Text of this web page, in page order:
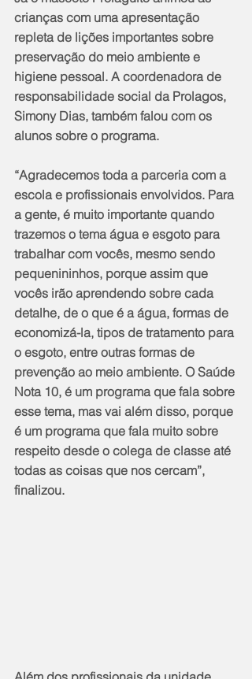
crianças com uma apresentação
repleta de lições importantes sobre
preservação do meio ambiente e
higiene pessoal. A coordenadora de
responsabilidade social da Prolagos,
Simony Dias, também falou com os
alunos sobre o programa.
“Agradecemos toda a parceria com a
escola e profissionais envolvidos. Para
a gente, é muito importante quando
trazemos o tema água e esgoto para
trabalhar com vocês, mesmo sendo
pequenininhos, porque assim que
vocês irão aprendendo sobre cada
detalhe, de o que é a água, formas de
economizá-la, tipos de tratamento para
o esgoto, entre outras formas de
prevenção ao meio ambiente. O Saúde
Nota 10, é um programa que fala sobre
esse tema, mas vai além disso, porque
é um programa que fala muito sobre
respeito desde o colega de classe até
todas as coisas que nos cercam”,
finalizou.